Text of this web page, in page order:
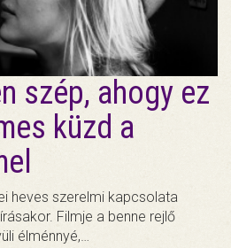
szép, ahogy ez
küzd a
heves szerelmi kapcsolata
Filmje a benne rejlő
élménnyé,…